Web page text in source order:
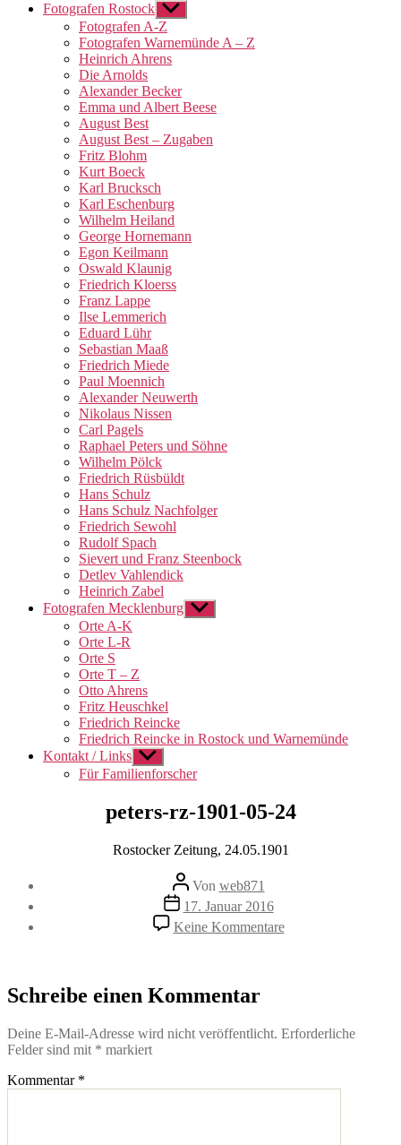
Fotografen Rostock Untermenü
anzeigen
Fotografen A-Z
Fotografen Warnemünde A – Z
Heinrich Ahrens
Die Arnolds
Alexander Becker
Emma und Albert Beese
August Best
August Best – Zugaben
Fritz Blohm
Kurt Boeck
Karl Brucksch
Karl Eschenburg
Wilhelm Heiland
George Hornemann
Egon Keilmann
Oswald Klaunig
Friedrich Kloerss
Franz Lappe
Ilse Lemmerich
Eduard Lühr
Sebastian Maaß
Friedrich Miede
Paul Moennich
Alexander Neuwerth
Nikolaus Nissen
Carl Pagels
Raphael Peters und Söhne
Wilhelm Pölck
Friedrich Rüsbüldt
Hans Schulz
Hans Schulz Nachfolger
Friedrich Sewohl
Rudolf Spach
Sievert und Franz Steenbock
Detlev Vahlendick
Heinrich Zabel
Fotografen Mecklenburg Untermenü
anzeigen
Orte A-K
Orte L-R
Orte S
Orte T – Z
Otto Ahrens
Fritz Heuschkel
Friedrich Reincke
Friedrich Reincke in Rostock und Warnemünde
Kontakt / Links Untermenü
anzeigen
Für Familienforscher
peters-rz-1901-05-24
Rostocker Zeitung, 24.05.1901
Beitragsautor
Von web871
Veröffentlichungsdatum
17. Januar 2016
Keine Kommentarezu
peters-
Schreibe einen Kommentar
Deine E-Mail-Adresse wird nicht veröffentlicht. Erforderliche
Felder sind mit * markiert
Kommentar *